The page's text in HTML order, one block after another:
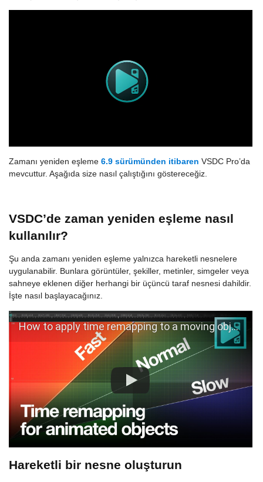
Zamanı yeniden eşleme 6.9 sürümünden itibaren VSDC Pro’da
mevcuttur. Aşağıda size nasıl çalıştığını göstereceğiz.
VSDC’de zaman yeniden eşleme nasıl
kullanılır?
Şu anda zamanı yeniden eşleme yalnızca hareketli nesnelere
uygulanabilir. Bunlara görüntüler, şekiller, metinler, simgeler veya
sahneye eklenen diğer herhangi bir üçüncü taraf nesnesi dahildir.
İşte nasıl başlayacağınız.
How to apply time remapping to a moving object in VSDC Pro
Hareketli bir nesne oluşturun